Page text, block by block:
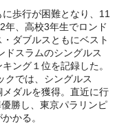
歩行が困難となり、11
年、高校3年生でロンド
ダブルスともにベスト
ドスラムのシングルス
ング１位を記録した。
クでは、シングルス
ダルを獲得。直近に行
勝し、東京パラリンピ
かる。